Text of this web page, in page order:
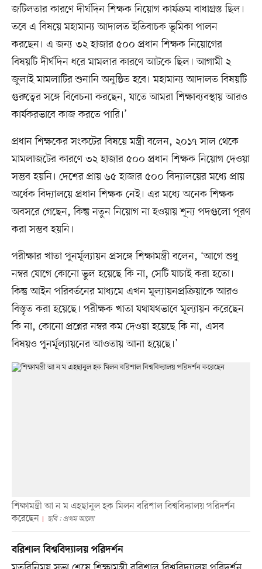
জটিলতার কারণে দীর্ঘদিন শিক্ষক নিয়োগ কার্যক্রম বাধাগ্রস্ত ছিল।
তবে এ বিষয়ে মহামান্য আদালত ইতিবাচক ভূমিকা পালন
করছেন। এ জন্য ৩২ হাজার ৫০০ প্রধান শিক্ষক নিয়োগের
বিষয়টি দীর্ঘদিন ধরে মামলার কারণে আটকে ছিল। আগামী ২
জুলাই মামলাটির শুনানি অনুষ্ঠিত হবে। মহামান্য আদালত বিষয়টি
গুরুত্বের সঙ্গে বিবেচনা করছেন, যাতে আমরা শিক্ষাব্যবস্থায় আরও
কার্যকরভাবে কাজ করতে পারি।’
প্রধান শিক্ষকের সংকটের বিষয়ে মন্ত্রী বলেন, ২০১৭ সাল থেকে
মামলাজটের কারণে ৩২ হাজার ৫০০ প্রধান শিক্ষক নিয়োগ দেওয়া
সম্ভব হয়নি। দেশের প্রায় ৬৫ হাজার ৫০০ বিদ্যালয়ের মধ্যে প্রায়
অর্ধেক বিদ্যালয়ে প্রধান শিক্ষক নেই। এর মধ্যে অনেক শিক্ষক
অবসরে গেছেন, কিন্তু নতুন নিয়োগ না হওয়ায় শূন্য পদগুলো পূরণ
করা সম্ভব হয়নি।
পরীক্ষার খাতা পুনর্মূল্যায়ন প্রসঙ্গে শিক্ষামন্ত্রী বলেন, ‘আগে শুধু
নম্বর যোগে কোনো ভুল হয়েছে কি না, সেটি যাচাই করা হতো।
কিন্তু আইন পরিবর্তনের মাধ্যমে এখন মূল্যায়নপ্রক্রিয়াকে আরও
বিস্তৃত করা হয়েছে। পরীক্ষক খাতা যথাযথভাবে মূল্যায়ন করেছেন
কি না, কোনো প্রশ্নের নম্বর কম দেওয়া হয়েছে কি না, এসব
বিষয়ও পুনর্মূল্যায়নের আওতায় আনা হয়েছে।’
শিক্ষামন্ত্রী আ ন ম এহছানুল হক মিলন বরিশাল বিশ্ববিদ্যালয় পরিদর্শন
করেছেন
ছবি : প্রথম আলো
বরিশাল বিশ্ববিদ্যালয় পরিদর্শন